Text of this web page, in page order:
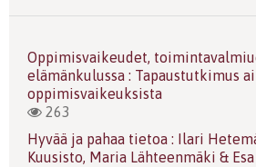
Oppimisvaikeudet,
elämänkulussa : Tapaustutkimus
oppimisvaikeuksista
263
Hyvää ja pahaa tietoa : Ilari
Kuusisto, Maria Lähteenmäki &